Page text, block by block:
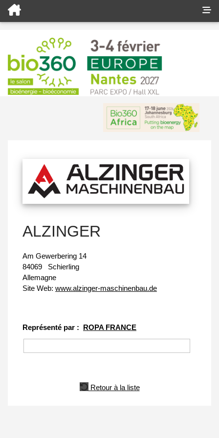
ALZINGER
Am Gewerbering 14
84069
Schierling
Allemagne
Site Web: www.alzinger-maschinenbau.de
Représenté par : ROPA FRANCE
Retour à la liste